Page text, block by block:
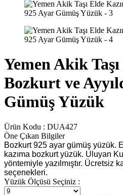
Yemen Akik
Bozkurt ve
Gümüş Yüzük
Ürün Kodu : DUA427
Öne Çıkan Bilgiler
Bozkurt 925 ayar gümüş yüzük.
kazıma bozkurt yüzük. Uluyan
yöntemiyle yazılmıştır. Ücretsiz
seçenekleri.
Yüzük Ölçüsü Seçiniz :